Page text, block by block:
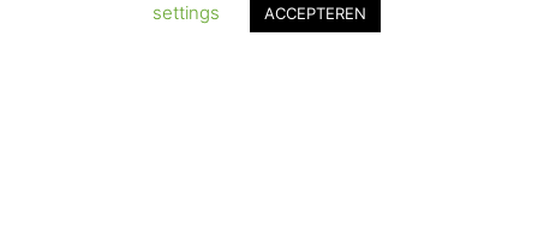
settings
ACCEPTEREN